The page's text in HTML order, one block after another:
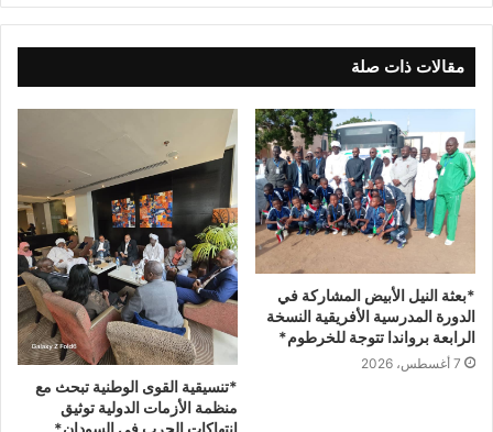
مقالات ذات صلة
*بعثة النيل الأبيض المشاركة في
الدورة المدرسية الأفريقية النسخة
الرابعة برواندا تتوجة للخرطوم*
7 أغسطس، 2026
*تنسيقية القوى الوطنية تبحث مع
منظمة الأزمات الدولية توثيق